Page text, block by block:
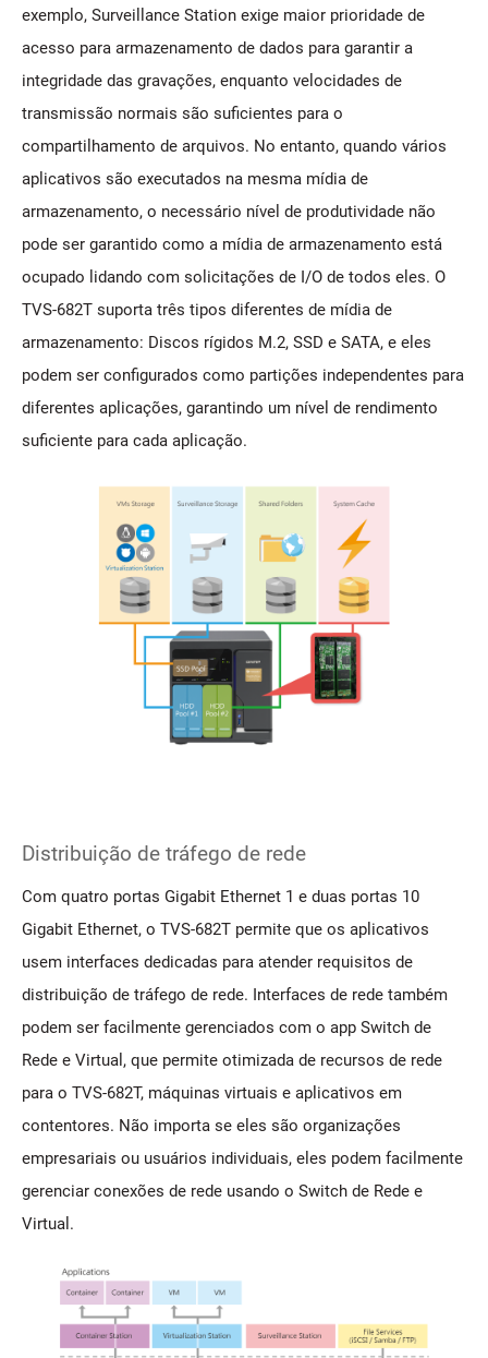
exemplo, Surveillance Station exige maior prioridade de
acesso para armazenamento de dados para garantir a
integridade das gravações, enquanto velocidades de
transmissão normais são suficientes para o
compartilhamento de arquivos. No entanto, quando vários
aplicativos são executados na mesma mídia de
armazenamento, o necessário nível de produtividade não
pode ser garantido como a mídia de armazenamento está
ocupado lidando com solicitações de I/O de todos eles. O
TVS-682T suporta três tipos diferentes de mídia de
armazenamento: Discos rígidos M.2, SSD e SATA, e eles
podem ser configurados como partições independentes para
diferentes aplicações, garantindo um nível de rendimento
suficiente para cada aplicação.
Distribuição de tráfego de rede
Com quatro portas Gigabit Ethernet 1 e duas portas 10
Gigabit Ethernet, o TVS-682T permite que os aplicativos
usem interfaces dedicadas para atender requisitos de
distribuição de tráfego de rede. Interfaces de rede também
podem ser facilmente gerenciados com o app Switch de
Rede e Virtual, que permite otimizada de recursos de rede
para o TVS-682T, máquinas virtuais e aplicativos em
contentores. Não importa se eles são organizações
empresariais ou usuários individuais, eles podem facilmente
gerenciar conexões de rede usando o Switch de Rede e
Virtual.